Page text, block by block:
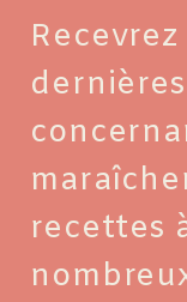
recettes